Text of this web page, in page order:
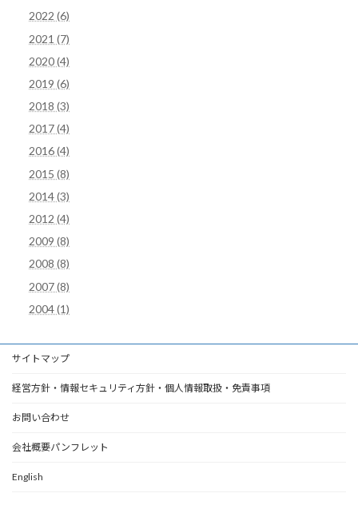
2022 (6)
2021 (7)
2020 (4)
2019 (6)
2018 (3)
2017 (4)
2016 (4)
2015 (8)
2014 (3)
2012 (4)
2009 (8)
2008 (8)
2007 (8)
2004 (1)
サイトマップ
経営方針・情報セキュリティ方針・個人情報取扱・免責事項
お問い合わせ
会社概要パンフレット
English